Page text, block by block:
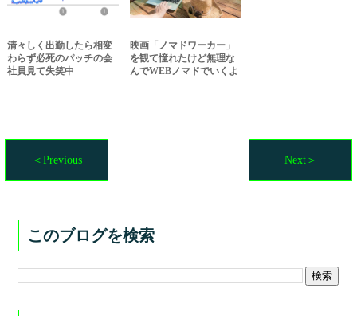
清々しく出勤したら相変
わらず必死のパッチの会
社員見て失笑中
映画「ノマドワーカー」
を観て憧れたけど無理な
んでWEBノマドでいくよ
＜Previous Next＞
このブログを検索